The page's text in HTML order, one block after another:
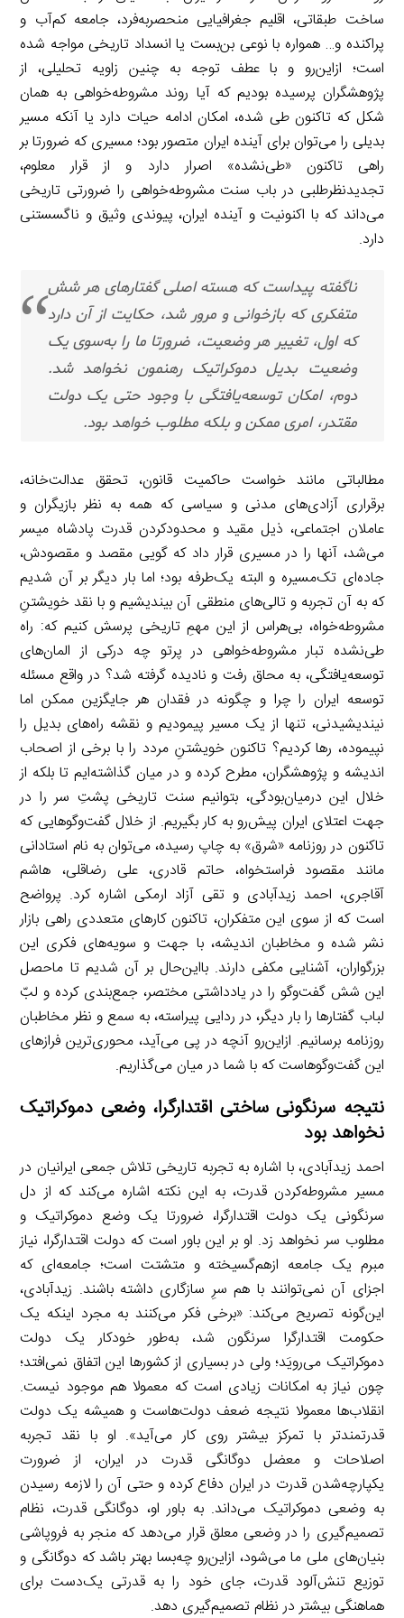
ساخت طبقاتی، اقلیم جغرافیایی منحصربه‌فرد، جامعه کم‌آب و
پراکنده و… همواره با نوعی بن‌بست یا انسداد تاریخی مواجه شده
است؛ ازاین‌رو و با عطف توجه به چنین زاویه تحلیلی، از
پژوهشگران پرسیده بودیم که آیا روند مشروطه‌خواهی به همان
شکل که تاکنون طی شده، امکان ادامه حیات دارد یا آنکه مسیر
بدیلی را می‌توان برای آینده ایران متصور بود؛ مسیری که ضرورتا بر
راهی تاکنون «طی‌نشده» اصرار دارد و از قرار معلوم،
تجدیدنظرطلبی در باب سنت مشروطه‌خواهی را ضرورتی تاریخی
می‌داند که با اکنونیت و آینده ایران، پیوندی وثیق و ناگسستنی
دارد.
ناگفته پیداست که هسته اصلی گفتارهای هر شش
متفکری که بازخوانی و مرور شد، حکایت از آن دارد
که اول، تغییر هر وضعیت، ضرورتا ما را به‌سوی یک
وضعیت بدیل دموکراتیک رهنمون نخواهد شد.
دوم، امکان توسعه‌یافتگی با وجود حتی یک دولت
مقتدر، امری ممکن و بلکه مطلوب خواهد بود.
مطالباتی مانند خواست حاکمیت قانون، تحقق عدالت‌خانه،
برقراری آزادی‌های مدنی و سیاسی که همه به نظر بازیگران و
عاملان اجتماعی، ذیل مقید و محدودکردن قدرت پادشاه میسر
می‌شد، آنها را در مسیری قرار داد که گویی مقصد و مقصودش،
جاده‌ای تک‌مسیره و البته یک‌طرفه بود؛ اما بار دیگر بر آن شدیم
که به آن تجربه و تالی‌های منطقی آن بیندیشیم و با نقد خویشتنِ
مشروطه‌خواه، بی‌هراس از این مهمِ تاریخی پرسش کنیم که: راه
طی‌نشده‌ تبار مشروطه‌خواهی در پرتو چه درکی از المان‌های
توسعه‌یافتگی، به محاق رفت و نادیده گرفته شد؟ در واقع مسئله
توسعه ایران را چرا و چگونه در فقدان هر جایگزین ممکن اما
نیندیشیدنی، تنها از یک مسیر پیمودیم و نقشه راه‌های بدیل را
نپیموده، رها کردیم؟‌ تاکنون خویشتنِ مردد را با برخی از اصحاب
اندیشه و پژوهشگران، مطرح کرده و در میان گذاشته‌ایم تا بلکه از
خلال این در‌میان‌بودگی، بتوانیم سنت تاریخی پشتِ سر را در
جهت اعتلای ایران پیش‌رو به کار بگیریم. از خلال گفت‌وگوهایی که
تاکنون در روزنامه «شرق» به چاپ رسیده، می‌توان به نام استادانی
مانند مقصود فراستخواه، حاتم قادری، علی رضاقلی، هاشم
آقاجری، احمد زیدآبادی و تقی آزاد ارمکی اشاره کرد. پرواضح
است که از سوی این متفکران، تاکنون کارهای متعددی راهی بازار
نشر شده و مخاطبان اندیشه، با جهت و سویه‌های فکری این
بزرگواران، آشنایی مکفی دارند. بااین‌حال بر آن شدیم تا ماحصل
این شش گفت‌وگو را در یادداشتی مختصر، جمع‌بندی کرده و لبّ
لباب گفتارها را بار دیگر، در ردایی پیراسته، به سمع و نظر مخاطبان
روزنامه برسانیم. ازاین‌رو آنچه در پی می‌آید، محوری‌ترین فرازهای
این گفت‌وگوهاست که با شما در میان می‌گذاریم.
نتیجه سرنگونی ساختی اقتدارگرا، وضعی دموکراتیک
نخواهد بود
احمد زیدآبادی، با اشاره به تجربه تاریخی تلاش جمعی ایرانیان در
مسیر مشروطه‌کردن قدرت، به این نکته اشاره می‌کند که از دل
سرنگونی یک دولت اقتدارگرا، ضرورتا یک وضع دموکراتیک و
مطلوب سر نخواهد زد. او بر این باور است که دولت اقتدارگرا، نیاز
مبرم یک جامعه ازهم‌گسیخته و متشتت است؛ جامعه‌ای که
اجزای آن نمی‌توانند با هم سرِ سازگاری داشته باشند. زیدآبادی،
این‌گونه تصریح می‌کند: «برخی فکر می‌کنند به‌ مجرد اینکه یک
حکومت اقتدارگرا سرنگون شد، به‌‌طور خودکار یک دولت
دموکراتیک می‌رویَد؛ ولی در بسیاری از کشورها این اتفاق نمی‌افتد؛
چون نیاز به امکانات زیادی است که معمولا هم موجود نیست.
انقلاب‌ها معمولا نتیجه ضعف دولت‌هاست و همیشه یک دولت
قدرتمندتر با تمرکز بیشتر روی کار می‌آید». او با نقد تجربه
اصلاحات و معضل دوگانگی قدرت در ایران، از ضرورت
یکپارچه‌شدن قدرت در ایران دفاع کرده و حتی آن را لازمه رسیدن
به وضعی دموکراتیک می‌داند. به باور او، دوگانگی قدرت، نظام
تصمیم‌گیری را در وضعی معلق قرار می‌دهد که منجر به فروپاشی
بنیان‌های ملی ما می‌شود، ازاین‌رو چه‌بسا بهتر باشد که دوگانگی و
توزیع تنش‌آلود قدرت، جای خود را به قدرتی یک‌دست برای
هماهنگی بیشتر در نظام تصمیم‌گیری دهد.